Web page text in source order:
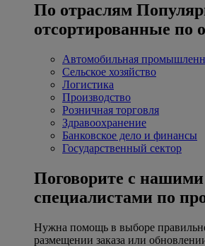
По отраслям
отсортированные по
Автомобильная
Сельское хозяйство
Логистика
Производство
Розничная торговля
Здравоохранение
Банковское дело и финансы
Государственный сектор
Поговорите с нашими
специалистами по
Нужна помощь в выборе
размещении заказа или